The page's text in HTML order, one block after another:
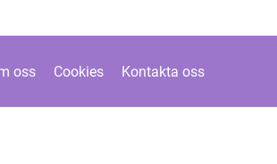
oss Cookies Kontakta oss